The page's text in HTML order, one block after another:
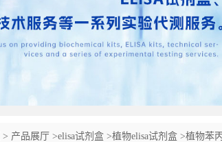
> 产品展厅 >elisa试剂盒 >植物elisa试剂盒 >植物苯